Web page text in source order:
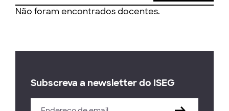
Não foram encontrados docentes.
Subscreva a newsletter do ISEG